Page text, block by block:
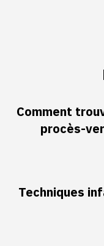
Comment
procès-
Techniques